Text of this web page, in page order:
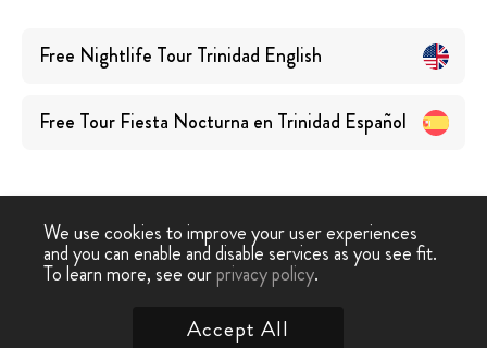
Free Nightlife Tour Trinidad English
Free Tour Fiesta Nocturna en Trinidad Español
Free Walking
Tour - Free Tour
Trinidad › Free Tour Oci Nocturn
Trinidad
We use cookies to improve your user experiences
and you can enable and disable services as you see fit.
To learn more, see ourprivacy policy.
Accept All